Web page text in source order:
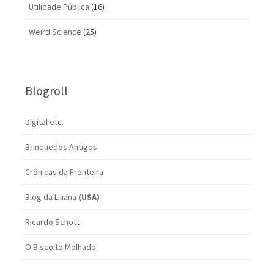
Utilidade Pública (16)
Weird Science (25)
Blogroll
Digital etc.
Brinquedos Antigos
Crônicas da Fronteira
Blog da Liliana (USA)
Ricardo Schott
O Biscoito Molhado